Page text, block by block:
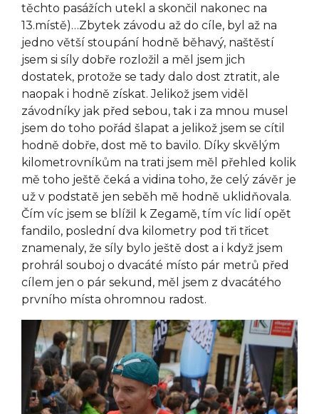
těchto pasážích utekl a skončil nakonec na
13.místě)…Zbytek závodu až do cíle, byl až na
jedno větší stoupání hodně běhavý, naštěstí
jsem si síly dobře rozložil a měl jsem jich
dostatek, protože se tady dalo dost ztratit, ale
naopak i hodně získat. Jelikož jsem viděl
závodníky jak před sebou, tak i za mnou musel
jsem do toho pořád šlapat a jelikož jsem se cítil
hodně dobře, dost mě to bavilo. Díky skvělým
kilometrovníkům na trati jsem měl přehled kolik
mě toho ještě čeká a vidina toho, že celý závěr je
už v podstatě jen seběh mě hodně uklidňovala.
Čím víc jsem se blížil k Zegamě, tím víc lidí opět
fandilo, poslední dva kilometry pod tři třicet
znamenaly, že síly bylo ještě dost a i když jsem
prohrál souboj o dvacáté místo pár metrů před
cílem jen o pár sekund, měl jsem z dvacátého
prvního místa ohromnou radost.